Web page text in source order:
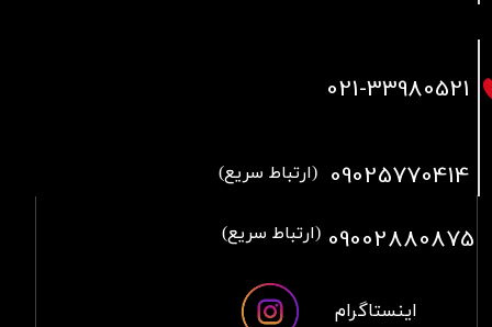
021-33980521
09025770414 (ارتباط سریع)
09002880875 (ارتباط سریع)
اینستاگرام